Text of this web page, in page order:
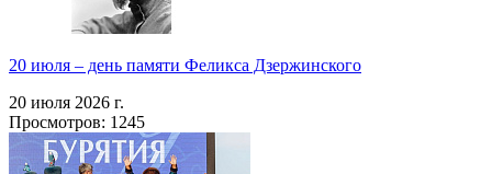
20 июля – день памяти Феликса Дзержинского
20 июля 2026 г.
Просмотров: 1245